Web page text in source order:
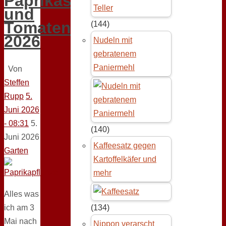
und
Tomaten
2026
Von
Steffen
Rupp 5.
Juni 2026
- 08:31 5.
Juni 2026
Garten
Alles was
ich am 3
Mai nach
(144)
Nudeln mit
gebratenem
Paniermehl
(140)
Kaffeesatz gegen
Kartoffelkäfer und
mehr
(134)
Nippon verarscht